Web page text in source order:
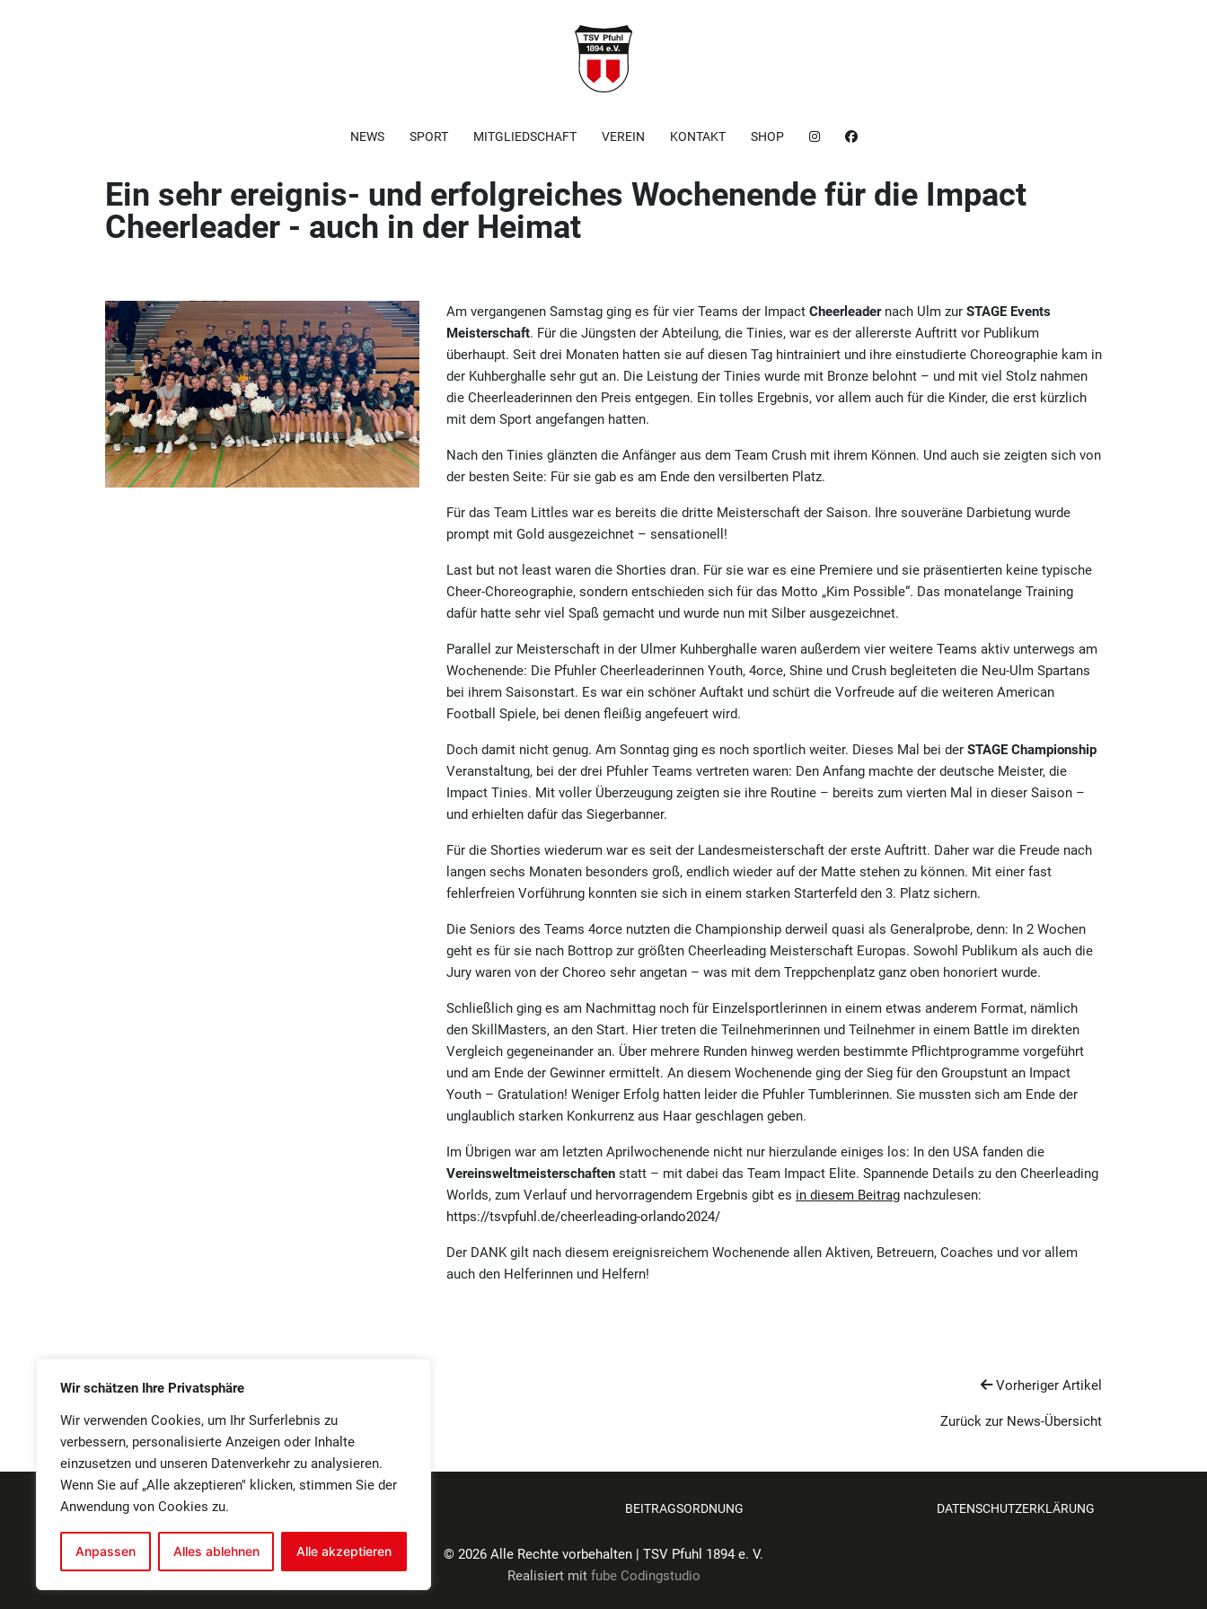
Wir schätzen Ihre Privatsphäre
Wir verwenden Cookies, um Ihr Surferlebnis zu
verbessern, personalisierte Anzeigen oder Inhalte
einzusetzen und unseren Datenverkehr zu analysieren.
Wenn Sie auf „Alle akzeptieren" klicken, stimmen Sie der
Anwendung von Cookies zu.
Anpassen Alles ablehnen Alle akzeptieren
NEWS SPORT MITGLIEDSCHAFT VEREIN KONTAKT SHOP
Ein sehr ereignis- und erfolgreiches Wochenende für die Impact
Cheerleader - auch in der Heimat
Am vergangenen Samstag ging es für vier Teams der Impact Cheerleadernach Ulm zur STAGE Events
Meisterschaft. Für die Jüngsten der Abteilung, die Tinies, war es der allererste Auftritt vor Publikum
überhaupt. Seit drei Monaten hatten sie auf diesen Tag hintrainiert und ihre einstudierte Choreographie kam in
der Kuhberghalle sehr gut an. Die Leistung der Tinies wurde mit Bronze belohnt – und mit viel Stolz nahmen
die Cheerleaderinnen den Preis entgegen. Ein tolles Ergebnis, vor allem auch für die Kinder, die erst kürzlich
mit dem Sport angefangen hatten.
Nach den Tinies glänzten die Anfänger aus dem Team Crush mit ihrem Können. Und auch sie zeigten sich von
der besten Seite: Für sie gab es am Ende den versilberten Platz.
Für das Team Littles war es bereits die dritte Meisterschaft der Saison. Ihre souveräne Darbietung wurde
prompt mit Gold ausgezeichnet – sensationell!
Last but not least waren die Shorties dran. Für sie war es eine Premiere und sie präsentierten keine typische
Cheer-Choreographie, sondern entschieden sich für das Motto „Kim Possible“. Das monatelange Training
dafür hatte sehr viel Spaß gemacht und wurde nun mit Silber ausgezeichnet.
Parallel zur Meisterschaft in der Ulmer Kuhberghalle waren außerdem vier weitere Teams aktiv unterwegs am
Wochenende: Die Pfuhler Cheerleaderinnen Youth, 4orce, Shine und Crush begleiteten die Neu-Ulm Spartans
bei ihrem Saisonstart. Es war ein schöner Auftakt und schürt die Vorfreude auf die weiteren American
Football Spiele, bei denen fleißig angefeuert wird.
Doch damit nicht genug. Am Sonntag ging es noch sportlich weiter. Dieses Mal bei der STAGE Championship
Veranstaltung, bei der drei Pfuhler Teams vertreten waren: Den Anfang machte der deutsche Meister, die
Impact Tinies. Mit voller Überzeugung zeigten sie ihre Routine – bereits zum vierten Mal in dieser Saison –
und erhielten dafür das Siegerbanner.
Für die Shorties wiederum war es seit der Landesmeisterschaft der erste Auftritt. Daher war die Freude nach
langen sechs Monaten besonders groß, endlich wieder auf der Matte stehen zu können. Mit einer fast
fehlerfreien Vorführung konnten sie sich in einem starken Starterfeld den 3. Platz sichern.
Die Seniors des Teams 4orce nutzten die Championship derweil quasi als Generalprobe, denn: In 2 Wochen
geht es für sie nach Bottrop zur größten Cheerleading Meisterschaft Europas. Sowohl Publikum als auch die
Jury waren von der Choreo sehr angetan – was mit dem Treppchenplatz ganz oben honoriert wurde.
Schließlich ging es am Nachmittag noch für Einzelsportlerinnen in einem etwas anderem Format, nämlich
den SkillMasters, an den Start. Hier treten die Teilnehmerinnen und Teilnehmer in einem Battle im direkten
Vergleich gegeneinander an. Über mehrere Runden hinweg werden bestimmte Pflichtprogramme vorgeführt
und am Ende der Gewinner ermittelt. An diesem Wochenende ging der Sieg für den Groupstunt an Impact
Youth – Gratulation! Weniger Erfolg hatten leider die Pfuhler Tumblerinnen. Sie mussten sich am Ende der
unglaublich starken Konkurrenz aus Haar geschlagen geben.
Im Übrigen war am letzten Aprilwochenende nicht nur hierzulande einiges los: In den USA fanden die
Vereinsweltmeisterschaften statt – mit dabei das Team Impact Elite. Spannende Details zu den Cheerleading
Worlds, zum Verlauf und hervorragendem Ergebnis gibt es in diesem Beitrag nachzulesen:
https://tsvpfuhl.de/cheerleading-orlando2024/
Der DANK gilt nach diesem ereignisreichem Wochenende allen Aktiven, Betreuern, Coaches und vor allem
auch den Helferinnen und Helfern!
Vorheriger Artikel
Zurück zur News-Übersicht
IMPRESSUM BEITRAGSORDNUNG DATENSCHUTZERKLÄRUNG
© 2026 Alle Rechte vorbehalten | TSV Pfuhl 1894 e. V.
Realisiert mit fube Codingstudio